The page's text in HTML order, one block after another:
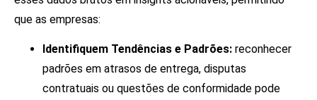
que as empresas:
Identifiquem Tendências e Padrões: reconhecer
padrões em atrasos de entrega, disputas
contratuais ou questões de conformidade pode